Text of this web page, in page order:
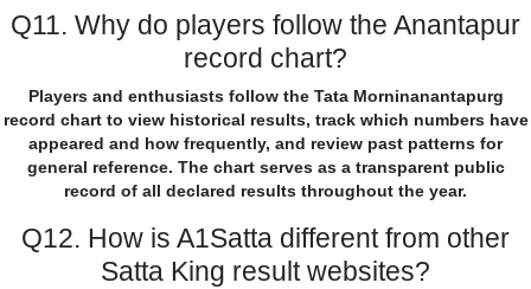
Q11. Why do players follow the Anantapur
record chart?
Players and enthusiasts follow the Tata Morninanantapurg
record chart to view historical results, track which numbers have
appeared and how frequently, and review past patterns for
general reference. The chart serves as a transparent public
record of all declared results throughout the year.
Q12. How is A1Satta different from other
Satta King result websites?